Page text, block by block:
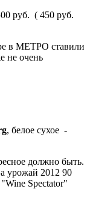
руб. ( 450 руб.
в МЕТРО ставили
не очень
, белое сухое -
должно быть.
урожай 2012 90
Spectator"